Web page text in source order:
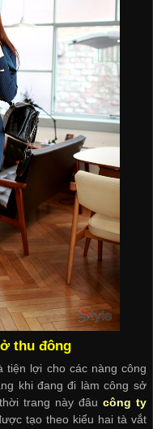
thu đông
tiện lợi cho các nàng công
khi đang đi làm công sở
trang này đâu công ty
tạo theo kiểu hai tà vắt